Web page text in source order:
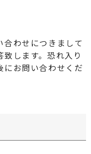
わせにつきまして
します。恐れ入り
にお問い合わせくだ